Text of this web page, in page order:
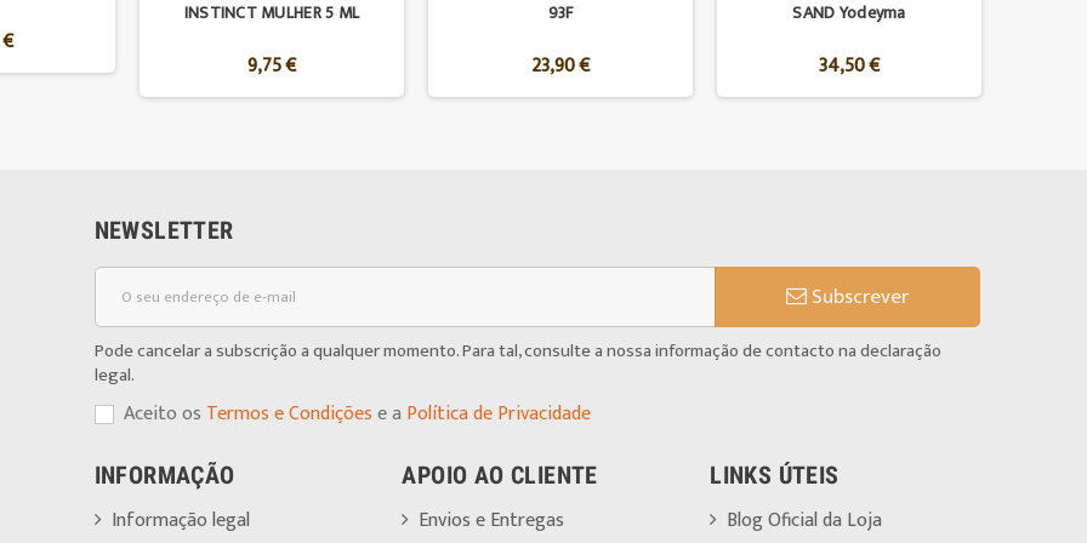
INSTINCT MULHER 5 ML
9,75 €
93F
23,90 €
SAND Yodeyma
34,50 €
NEWSLETTER
Subscrever
Pode cancelar a subscrição a qualquer momento. Para tal, consulte a nossa informação de contacto na declaração
legal.
Aceito os Termos e Condiçõese a Política de Privacidade
INFORMAÇÃO
Informação legal
APOIO AO CLIENTE
Envios e Entregas
LINKS ÚTEIS
Blog Oficial da Loja